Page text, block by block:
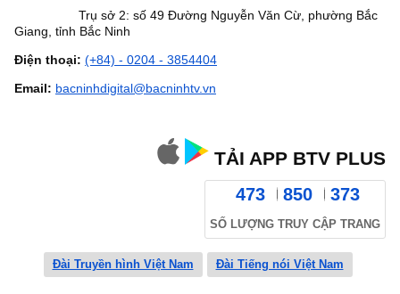
Trụ sở 2: số 49 Đường Nguyễn Văn Cừ, phường Bắc
Giang, tỉnh Bắc Ninh
Điện thoại: (+84) - 0204 - 3854404
Email: bacninhdigital@bacninhtv.vn
TẢI APP BTV PLUS
473 850 373
SỐ LƯỢNG TRUY CẬP TRANG
Đài Truyền hình Việt Nam Đài Tiếng nói Việt Nam